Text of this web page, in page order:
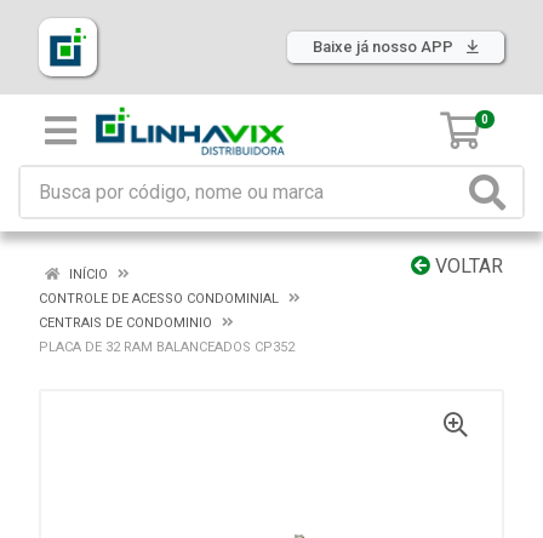
Baixe já nosso APP
0
VOLTAR
INÍCIO
CONTROLE DE ACESSO CONDOMINIAL
CENTRAIS DE CONDOMINIO
PLACA DE 32 RAM BALANCEADOS CP352